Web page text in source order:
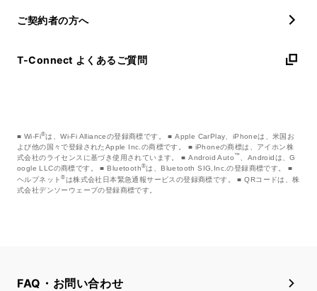
ご契約者の方へ
T-Connect よくあるご質問
Wi-Fi®は、Wi-Fi Allianceの登録商標です。
Apple CarPlay、iPhoneは、米国お
よび他の国々で登録されたApple Inc.の商標です。
iPhoneの商標は、アイホン株
式会社のライセンスに基づき使用されています。
Android Auto ™
、Androidは、G
oogle LLCの商標です。
Bluetooth®は、Bluetooth SIG,Inc.の登録商標です。
ヘルプネット®は株式会社日本緊急通報サービスの登録商標です。
QRコードは、株
式会社デンソーウェーブの登録商標です。
FAQ・お問い合わせ